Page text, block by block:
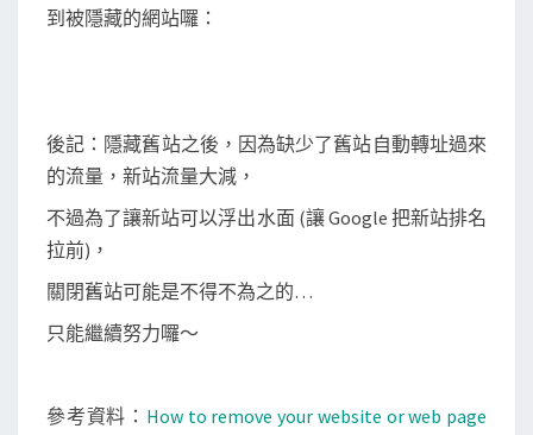
到被隱藏的網站囉：
後記：隱藏舊站之後，因為缺少了舊站自動轉址過來
的流量，新站流量大減，
不過為了讓新站可以浮出水面 (讓 Google 把新站排名
拉前)，
關閉舊站可能是不得不為之的…
只能繼續努力囉～
參考資料： How to remove your website or web page